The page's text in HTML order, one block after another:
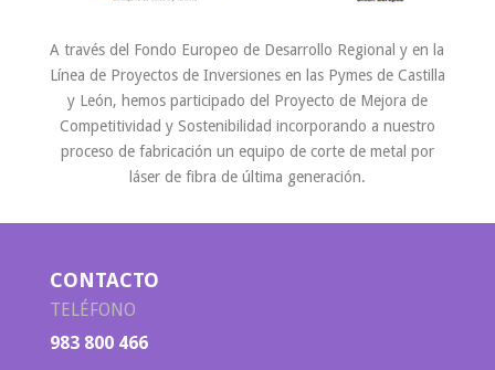
A través del Fondo Europeo de Desarrollo Regional y en la
Línea de Proyectos de Inversiones en las Pymes de Castilla
y León, hemos participado del Proyecto de Mejora de
Competitividad y Sostenibilidad incorporando a nuestro
proceso de fabricación un equipo de corte de metal por
láser de fibra de última generación.
CONTACTO
TELÉFONO
983 800 466